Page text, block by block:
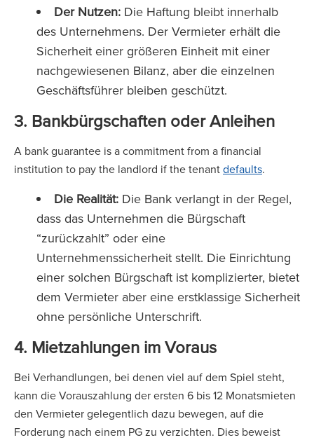
Der Nutzen: Die Haftung bleibt innerhalb
des Unternehmens. Der Vermieter erhält die
Sicherheit einer größeren Einheit mit einer
nachgewiesenen Bilanz, aber die einzelnen
Geschäftsführer bleiben geschützt.
3. Bankbürgschaften oder Anleihen
A bank guarantee is a commitment from a financial
institution to pay the landlord if the tenantdefaults.
Die Realität: Die Bank verlangt in der Regel,
dass das Unternehmen die Bürgschaft
“zurückzahlt” oder eine
Unternehmenssicherheit stellt. Die Einrichtung
einer solchen Bürgschaft ist komplizierter, bietet
dem Vermieter aber eine erstklassige Sicherheit
ohne persönliche Unterschrift.
4. Mietzahlungen im Voraus
Bei Verhandlungen, bei denen viel auf dem Spiel steht,
kann die Vorauszahlung der ersten 6 bis 12 Monatsmieten
den Vermieter gelegentlich dazu bewegen, auf die
Forderung nach einem PG zu verzichten. Dies beweist